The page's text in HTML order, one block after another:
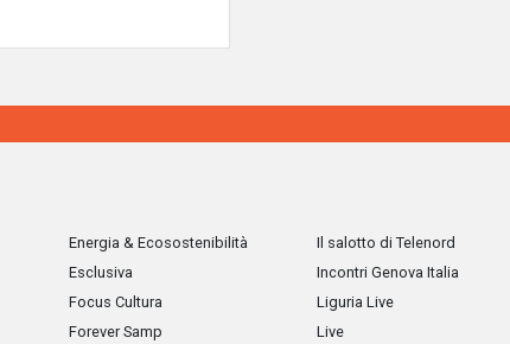
Energia & Ecosostenibilità
Esclusiva
Focus Cultura
Forever Samp
Il salotto di Telenord
Incontri Genova Italia
Liguria Live
Live